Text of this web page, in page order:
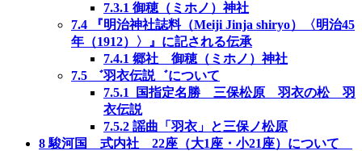
7.3.1 御穂（ミホノ）神社
7.4 『明治神社誌料（Meiji Jinja shiryo）〈明治45
年（1912）〉』に記される伝承
7.4.1 郷社 御穂（ミホノ）神社
7.5 ゛羽衣伝説゛について
7.5.1
国指定名勝 三保松原 羽衣の松 羽
衣伝説
7.5.2 謡曲「羽衣」と三保ノ松原
8駿河国 式内社 22座（大1座・小21座）について